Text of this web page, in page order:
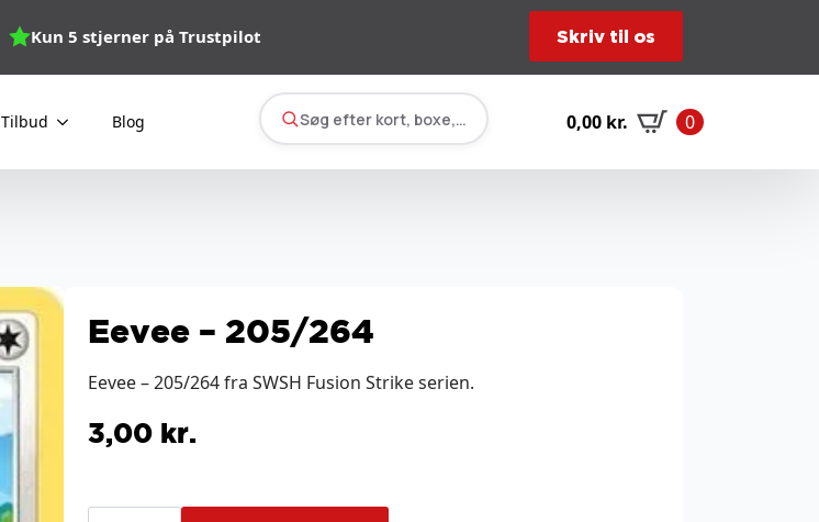
Kun 5 stjerner på Trustpilot Skriv til os
Tilbud Blog Søg efter kort, boxe, tilbehør… 0,00 kr. 0
Eevee – 205/264
Eevee – 205/264 fra SWSH Fusion Strike serien.
3,00 kr.
Eevee